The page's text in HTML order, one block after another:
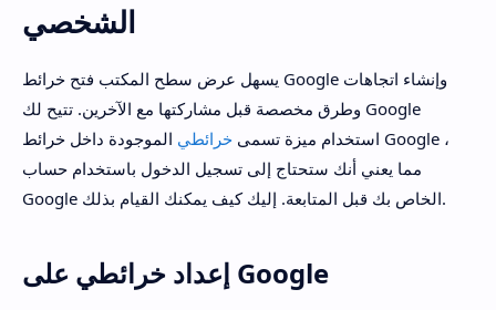
الشخصي
يسهل عرض سطح المكتب فتح خرائط Google وإنشاء اتجاهات
وطرق مخصصة قبل مشاركتها مع الآخرين. تتيح لك Google
استخدام ميزة تسمى خرائطي الموجودة داخل خرائط Google ،
مما يعني أنك ستحتاج إلى تسجيل الدخول باستخدام حساب
Google الخاص بك قبل المتابعة. إليك كيف يمكنك القيام بذلك.
إعداد خرائطي على Google